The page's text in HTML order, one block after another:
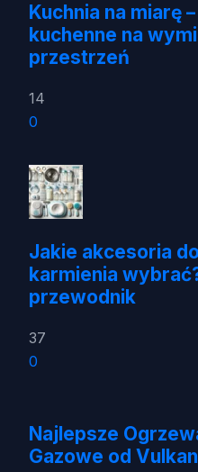
Kuchnia na miarę
kuchenne na
przestrzeń
14
0
Jakie akcesoria
karmienia
przewodnik
37
0
Najlepsze
Gazowe od